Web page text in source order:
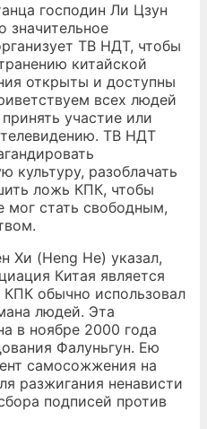
господин Ли Цзун
значительное
ТВ НДТ, чтобы
китайской
открыты и доступны
всех людей
участие или
ТВ НДТ
культуру, разоблачать
ложь КПК, чтобы
мог стать свободным,
Хи (Heng He) указал,
Китая является
обычно использовал
людей. Эта
в ноябре 2000 года
Фалуньгун. Ею
самосожжения на
разжигания ненависти
подписей против